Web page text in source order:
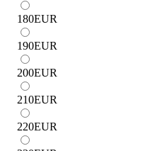
180EUR
190EUR
200EUR
210EUR
220EUR